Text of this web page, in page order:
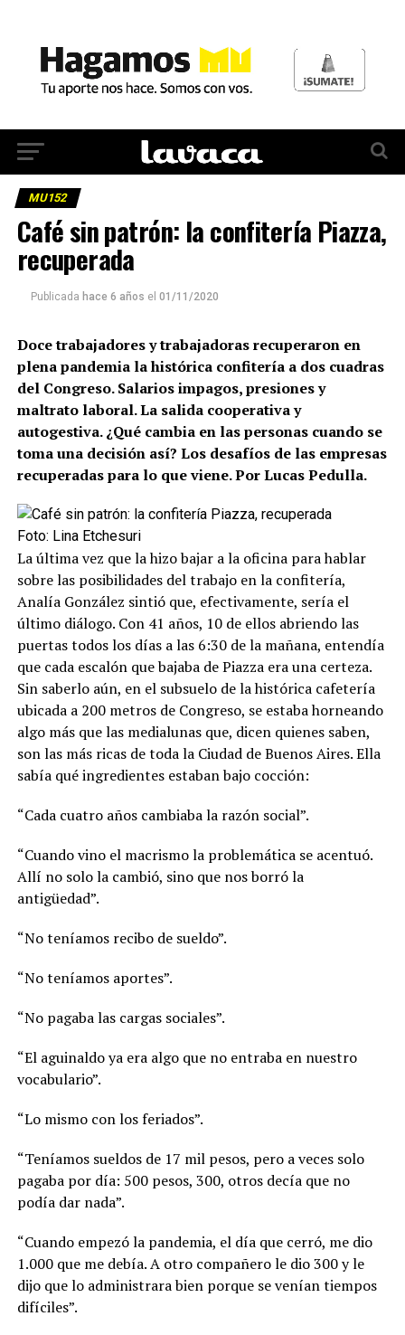
MU152
Café sin patrón: la confitería Piazza,
recuperada
Publicada hace 6 años el 01/11/2020
Doce trabajadores y trabajadoras recuperaron en
plena pandemia la histórica confitería a dos cuadras
del Congreso. Salarios impagos, presiones y
maltrato laboral. La salida cooperativa y
autogestiva. ¿Qué cambia en las personas cuando se
toma una decisión así? Los desafíos de las empresas
recuperadas para lo que viene. Por Lucas Pedulla.
Foto: Lina Etchesuri
La última vez que la hizo bajar a la oficina para hablar
sobre las posibilidades del trabajo en la confitería,
Analía González sintió que, efectivamente, sería el
último diálogo. Con 41 años, 10 de ellos abriendo las
puertas todos los días a las 6:30 de la mañana, entendía
que cada escalón que bajaba de Piazza era una certeza.
Sin saberlo aún, en el subsuelo de la histórica cafetería
ubicada a 200 metros de Congreso, se estaba horneando
algo más que las medialunas que, dicen quienes saben,
son las más ricas de toda la Ciudad de Buenos Aires. Ella
sabía qué ingredientes estaban bajo cocción:
“Cada cuatro años cambiaba la razón social”.
“Cuando vino el macrismo la problemática se acentuó.
Allí no solo la cambió, sino que nos borró la
antigüedad”.
“No teníamos recibo de sueldo”.
“No teníamos aportes”.
“No pagaba las cargas sociales”.
“El aguinaldo ya era algo que no entraba en nuestro
vocabulario”.
“Lo mismo con los feriados”.
“Teníamos sueldos de 17 mil pesos, pero a veces solo
pagaba por día: 500 pesos, 300, otros decía que no
podía dar nada”.
“Cuando empezó la pandemia, el día que cerró, me dio
1.000 que me debía. A otro compañero le dio 300 y le
dijo que lo administrara bien porque se venían tiempos
difíciles”.